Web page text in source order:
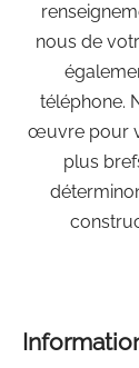
nous de
téléphone.
œuvre pour
plus